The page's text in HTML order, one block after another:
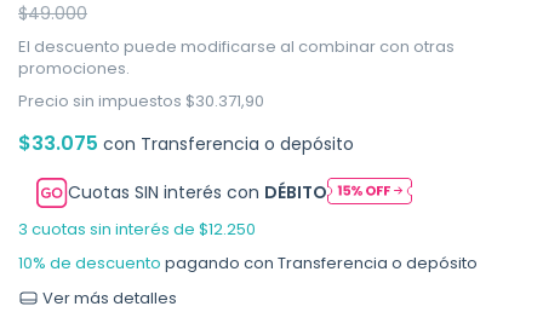
$49.000
El descuento puede modificarse al combinar con otras
promociones.
Precio sin impuestos $30.371,90
$33.075 con Transferencia o depósito
Cuotas SIN interés con DÉBITO
3 cuotas sin interés de $12.250
10% de descuento pagando con Transferencia o depósito
Ver más detalles